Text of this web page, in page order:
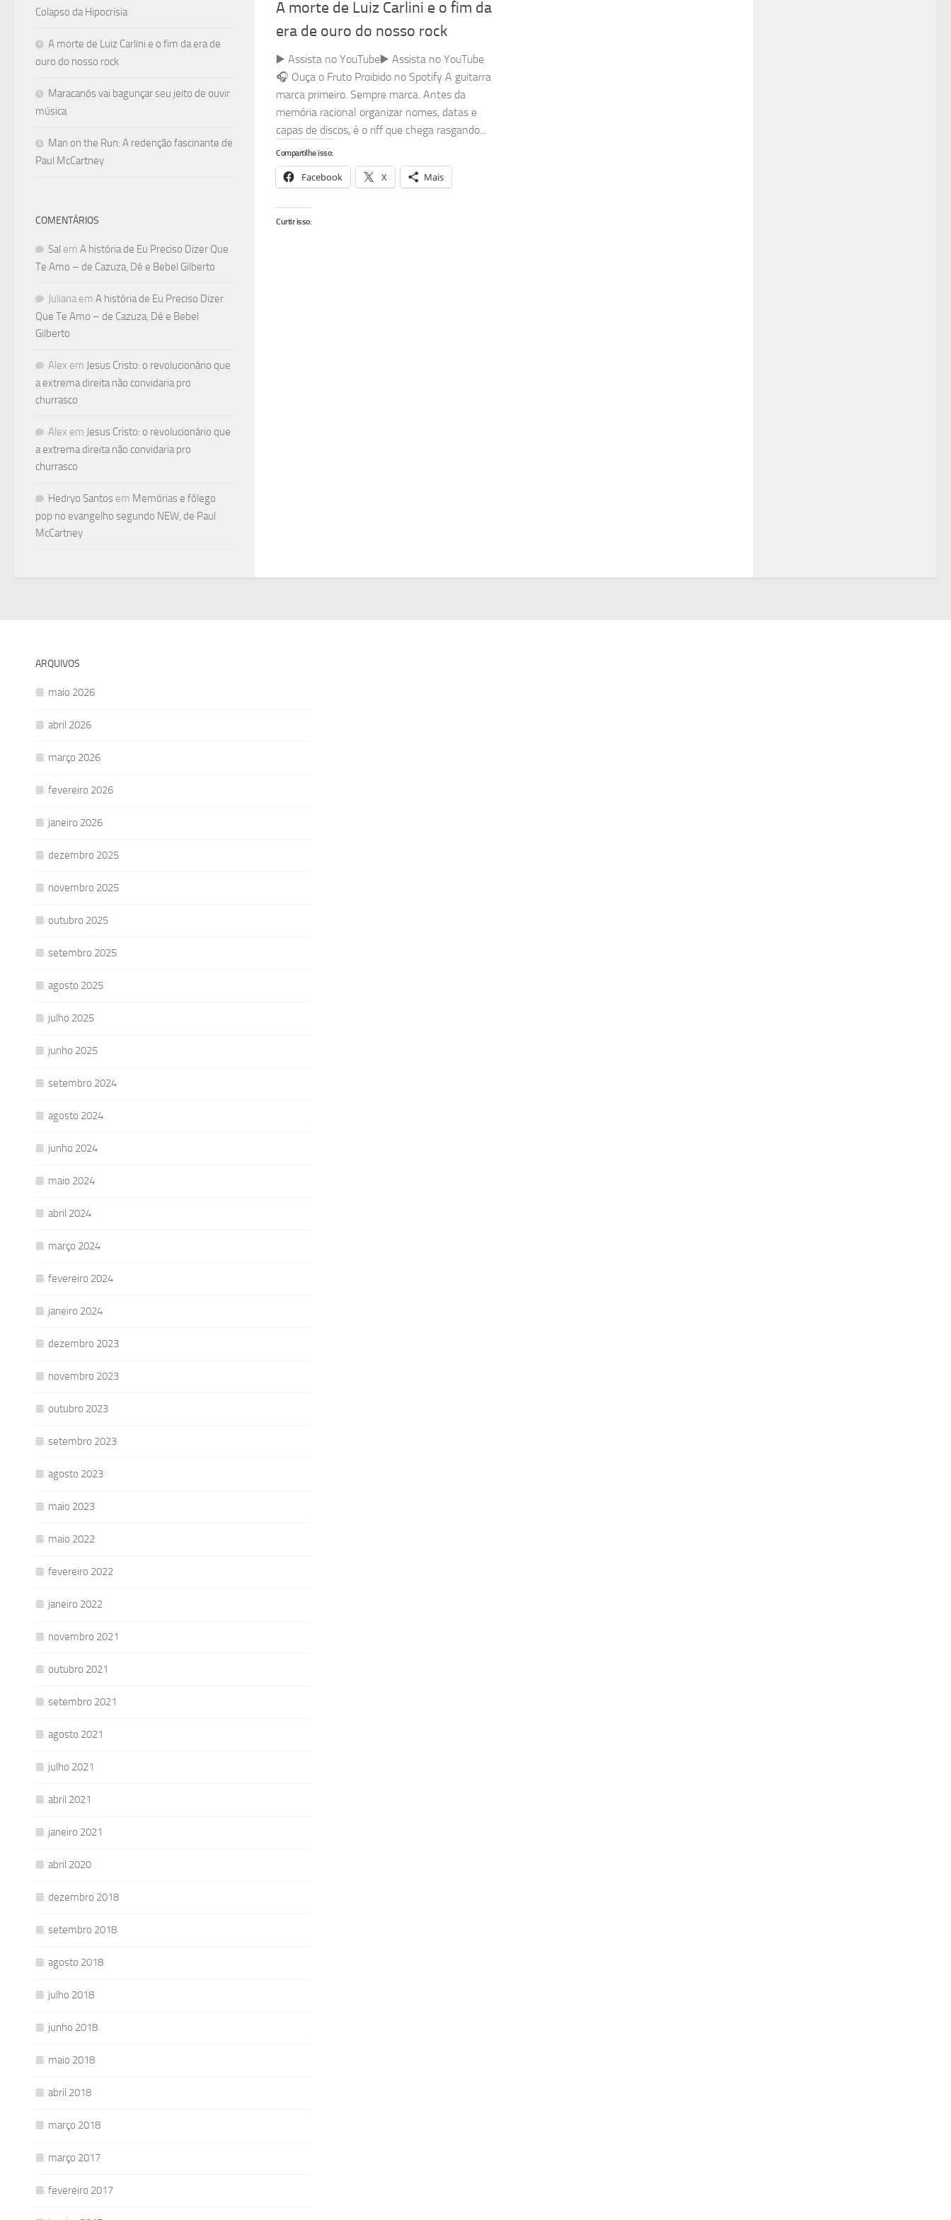
A morte de Luiz Carlini e o fim da
era de ouro do nosso rock
▶️ Assista no YouTube▶️ Assista no YouTube
🎧 Ouça o Fruto Proibido no Spotify A guitarra
marca primeiro. Sempre marca. Antes da
memória racional organizar nomes, datas e
capas de discos, é o riff que chega rasgando...
Compartilhe isso:
Facebook X Mais
Curtir isso:
Colapso da Hipocrisia
A morte de Luiz Carlini e o fim da era de
ouro do nosso rock
Maracanós vai bagunçar seu jeito de ouvir
música
Man on the Run: A redenção fascinante de
Paul McCartney
COMENTÁRIOS
Sal em A história de Eu Preciso Dizer Que
Te Amo – de Cazuza, Dé e Bebel Gilberto
Juliana em A história de Eu Preciso Dizer
Que Te Amo – de Cazuza, Dé e Bebel
Gilberto
Alex em Jesus Cristo: o revolucionário que
a extrema direita não convidaria pro
churrasco
Alex em Jesus Cristo: o revolucionário que
a extrema direita não convidaria pro
churrasco
Hedryo Santos em Memórias e fôlego
pop no evangelho segundo NEW, de Paul
McCartney
ARQUIVOS
maio 2026
abril 2026
março 2026
fevereiro 2026
janeiro 2026
dezembro 2025
novembro 2025
outubro 2025
setembro 2025
agosto 2025
julho 2025
junho 2025
setembro 2024
agosto 2024
junho 2024
maio 2024
abril 2024
março 2024
fevereiro 2024
janeiro 2024
dezembro 2023
novembro 2023
outubro 2023
setembro 2023
agosto 2023
maio 2023
maio 2022
fevereiro 2022
janeiro 2022
novembro 2021
outubro 2021
setembro 2021
agosto 2021
julho 2021
abril 2021
janeiro 2021
abril 2020
dezembro 2018
setembro 2018
agosto 2018
julho 2018
junho 2018
maio 2018
abril 2018
março 2018
março 2017
fevereiro 2017